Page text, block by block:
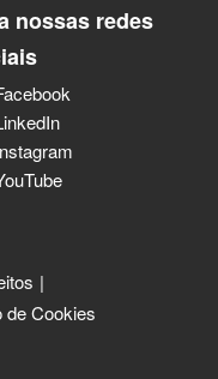
nossas redes
de Cookies